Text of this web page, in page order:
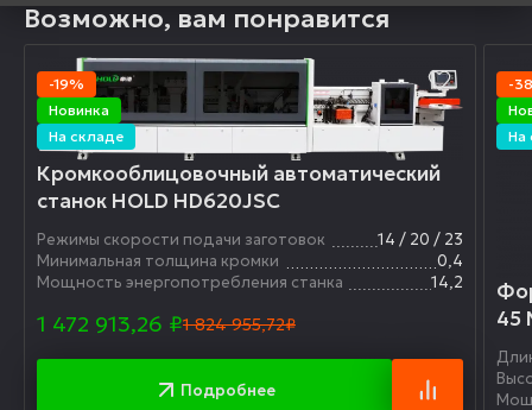
Возможно, вам понравится
-19%
Новинка
На складе
Кромкооблицовочный автоматический
станок HOLD HD620JSC
Режимы скорости подачи заготовок
14 / 20 / 23
Минимальная толщина кромки
0,4
Мощность энергопотребления станка
14,2
1 472 913,26 ₽1 824 955,72₽
Подробнее
-
На
45